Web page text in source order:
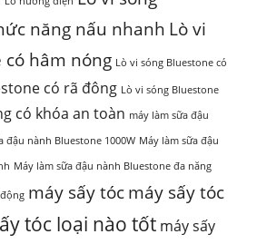
năng nấu nhanh Lò vi
có hâm nóng Lò vi sóng Bluestone có
có rã đông Lò vi sóng Bluestone
có khóa an toàn máy làm sữa đậu
đậu nành Bluestone 1000W Máy làm sữa đậu
Máy làm sữa đậu nành Bluestone đa năng
máy sấy tócmáy sấy tóc
tóc loại nào tốt máy sấy